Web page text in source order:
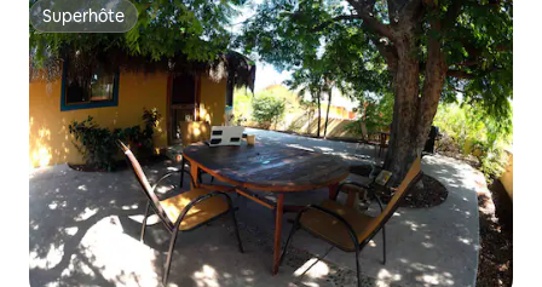
Superhôte
Superhôte